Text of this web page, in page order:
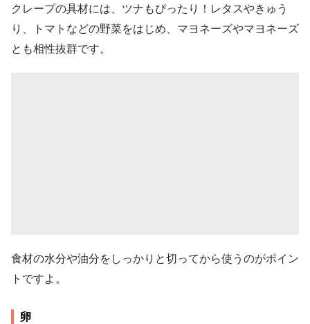
クレープの具材には、ツナもぴったり！レタスやきゅう
り、トマトなどの野菜をはじめ、マヨネーズやマヨネーズ
とも相性抜群です。
食材の水分や油分をしっかりと切ってから使うのがポイン
トですよ。
卵